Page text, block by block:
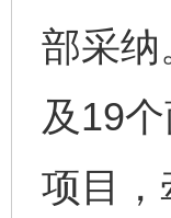
部采纳
及19
项目，